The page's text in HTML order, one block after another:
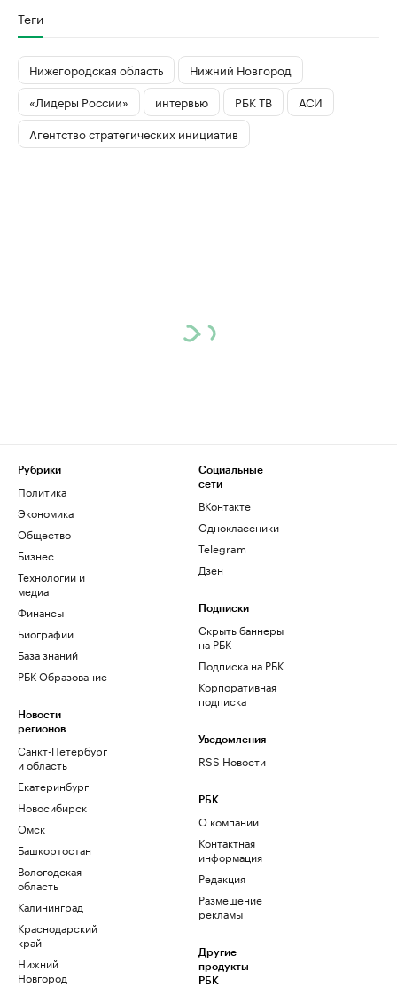
Теги
Нижегородская область
Нижний Новгород
«Лидеры России»
интервью РБК ТВ
АСИ
Агентство стратегических инициатив
Рубрики
Политика
Экономика
Общество
Бизнес
Технологии и
медиа
Финансы
Биографии
База знаний
РБК Образование
Новости
регионов
Санкт-Петербург
и область
Екатеринбург
Новосибирск
Омск
Башкортостан
Вологодская
область
Калининград
Краснодарский
край
Нижний
Новгород
Социальные
сети
ВКонтакте
Одноклассники
Telegram
Дзен
Подписки
Скрыть баннеры
на РБК
Подписка на РБК
Корпоративная
подписка
Уведомления
RSS Новости
РБК
О компании
Контактная
информация
Редакция
Размещение
рекламы
Другие
продукты
РБК